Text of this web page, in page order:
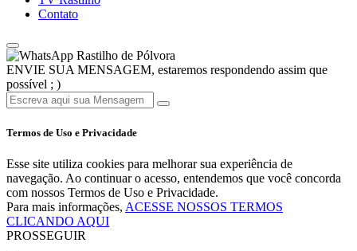
Contato
Rastilho de Pólvora
ENVIE SUA MENSAGEM, estaremos respondendo assim que
possível ; )
Termos de Uso e Privacidade
Esse site utiliza cookies para melhorar sua experiência de
navegação. Ao continuar o acesso, entendemos que você concorda
com nossos Termos de Uso e Privacidade.
Para mais informações, ACESSE NOSSOS TERMOS
CLICANDO AQUI
PROSSEGUIR